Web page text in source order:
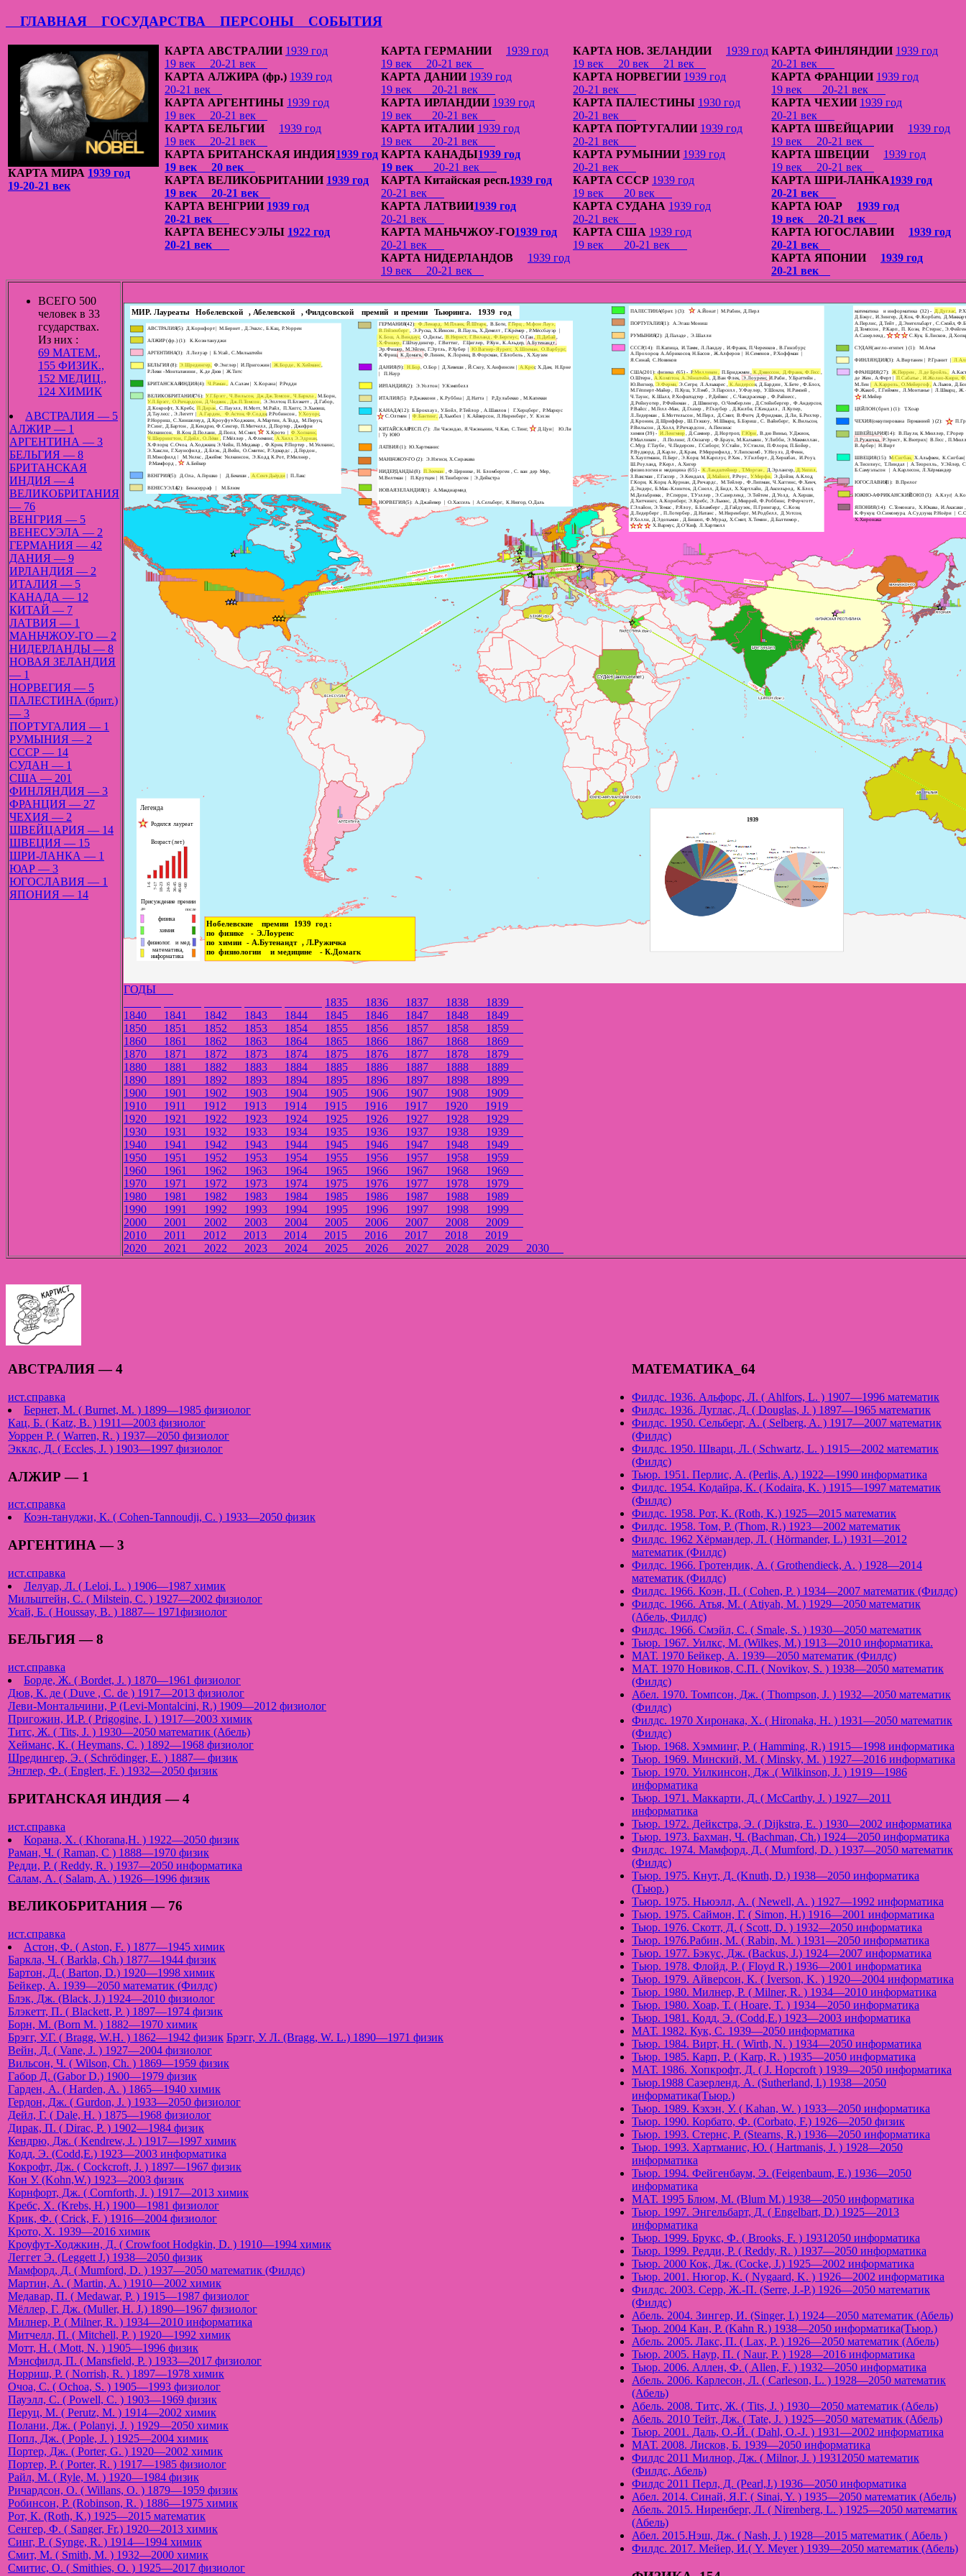
ГЛАВНАЯ ГОСУДАРСТВА ПЕРСОНЫ СОБЫТИЯ
КАРТА МИРА 1939 год
19-20-21 век
КАРТА АВСТРAЛИИ 1939 год
19 век 20-21 век
КАРТА АЛЖИРА (фр.) 1939 год
20-21 век
КАРТА АРГЕНТИНЫ 1939 год
19 век 20-21 век
КАРТА БЕЛЬГИИ 1939 год
19 век 20-21 век
КАРТА БРИТАНСКАЯ ИНДИЯ1939 год
19 век
20 век
КАРТА ВЕЛИКОБРИТАНИИ 1939 год
19 век 20-21 век
КАРТА ВЕНГРИИ 1939 год
20-21 век
КАРТА ВЕНЕСУЭЛЫ 1922 год
20-21 век
КАРТА ГЕРМАНИИ 1939 год
19 век 20-21 век
КАРТА ДАНИИ 1939 год
19 век 20-21 век
КАРТА ИРЛАНДИИ 1939 год
19 век 20-21 век
КАРТА ИТАЛИИ 1939 год
19 век 20-21 век
КАРТА КАНАДЫ1939 год
19 век
20-21 век
КАРТА Китайская респ.1939 год
20-21 век
КАРТА ЛАТВИИ1939 год
20-21 век
КАРТА МАНЬЧЖОУ-ГО1939 год
20-21 век
КАРТА НИДЕРЛАНДОВ 1939 год
19 век 20-21 век
КАРТА НОВ. ЗЕЛАНДИИ 1939 год
19 век 20 век 21 век
КАРТА НОРВЕГИИ 1939 год
20-21 век
КАРТА ПАЛЕСТИНЫ 1930 год
20-21 век
КАРТА ПОРТУГАЛИИ 1939 год
20-21 век
КАРТА РУМЫНИИ 1939 год
20-21 век
КАРТА СССР 1939 год
19 век 20 век
КАРТА СУДАНА 1939 год
20-21 век
КАРТА США 1939 год
19 век 20-21 век
КАРТА ФИНЛЯНДИИ 1939 год
20-21 век
КАРТА ФРАНЦИИ 1939 год
19 век 20-21 век
КАРТА ЧЕХИИ 1939 год
20-21 век
КАРТА ШВЕЙЦАРИИ 1939 год
19 век 20-21 век
КАРТА ШВЕЦИИ 1939 год
19 век 20-21 век
КАРТА ШРИ-ЛАНКА1939 год
20-21 век
КАРТА ЮАР 1939 год
19 век 20-21 век
КАРТА ЮГОСЛАВИИ 1939 год
20-21 век
КАРТА ЯПОНИИ 1939 год
20-21 век
ВСЕГО 500
человек в 33
гсударствах.
Из них :
69 МАТЕМ.,
155 ФИЗИК.,
152 МЕДИЦ.,
124 ХИМИК
АВСТРАЛИЯ — 5
АЛЖИР — 1
АРГЕНТИНА — 3
БЕЛЬГИЯ — 8
БРИТАНСКАЯ
ИНДИЯ — 4
ВЕЛИКОБРИТАНИЯ
— 76
ВЕНГРИЯ — 5
ВЕНЕСУЭЛА — 2
ГЕРМАНИЯ — 42
ДАНИЯ — 9
ИРЛАНДИЯ — 2
ИТАЛИЯ — 5
КАНАДА — 12
КИТАЙ — 7
ЛАТВИЯ — 1
МАНЬЧЖОУ-ГО — 2
НИДЕРЛАНДЫ — 8
НОВАЯ ЗЕЛАНДИЯ
— 1
НОРВЕГИЯ — 5
ПАЛЕСТИНА (брит.)
— 3
ПОРТУГАЛИЯ — 1
РУМЫНИЯ — 2
СССР — 14
СУДАН — 1
США — 201
ФИНЛЯНДИЯ — 3
ФРАНЦИЯ — 27
ЧЕХИЯ — 2
ШВЕЙЦАРИЯ — 14
ШВЕЦИЯ — 15
ШРИ-ЛАНКА — 1
ЮАР — 3
ЮГОСЛАВИЯ — 1
ЯПОНИЯ — 14
ГОДЫ
1835 1836 1837 1838 1839
1840 1841 1842 1843 1844 1845 1846 1847 1848 1849
1850 1851 1852 1853 1854 1855 1856 1857 1858 1859
1860 1861 1862 1863 1864 1865 1866 1867 1868 1869
1870 1871 1872 1873 1874 1875 1876 1877 1878 1879
1880 1881 1882 1883 1884 1885 1886 1887 1888 1889
1890 1891 1892 1893 1894 1895 1896 1897 1898 1899
1900 1901 1902 1903 1904 1905 1906 1907 1908 1909
1910 1911 1912 1913 1914 1915 1916 1917 1920 1919
1920 1921 1922 1923 1924 1925 1926 1927 1928 1929
1930 1931 1932 1933 1934 1935 1936 1937 1938 1939
1940 1941 1942 1943 1944 1945 1946 1947 1948 1949
1950 1951 1952 1953 1954 1955 1956 1957 1958 1959
1960 1961 1962 1963 1964 1965 1966 1967 1968 1969
1970 1971 1972 1973 1974 1975 1976 1977 1978 1979
1980 1981 1982 1983 1984 1985 1986 1987 1988 1989
1990 1991 1992 1993 1994 1995 1996 1997 1998 1999
2000 2001 2002 2003 2004 2005 2006 2007 2008 2009
2010 2011 2012 2013 2014 2015 2016 2017 2018 2019
2020 2021 2022 2023 2024 2025 2026 2027 2028 2029 2030
АВСТРАЛИЯ — 4
ист.справка
Бернет, М. ( Burnet, M. ) 1899—1985 физиолог
Кац, Б. ( Katz, B. ) 1911—2003 физиолог
Уоррен Р. ( Warren, R. ) 1937—2050 физиолог
Экклс, Д. ( Eccles, J. ) 1903—1997 физиолог
АЛЖИР — 1
ист.справка
Коэн-тануджи, К. ( Cohen-Tannoudji, C. ) 1933—2050 физик
АРГЕНТИНА — 3
ист.справка
Лелуар, Л. ( Leloi, L. ) 1906—1987 химик
Мильштейн, С. ( Milstein, C. ) 1927—2002 физиолог
Усай, Б. ( Houssay, B. ) 1887— 1971физиолог
БЕЛЬГИЯ — 8
ист.справка
Борде, Ж. ( Bordet, J. ) 1870—1961 физиолог
Дюв, К. де ( Duve , C. de ) 1917—2013 физиолог
Леви-Монтальчини, Р (Levi-Montalcini, R.) 1909—2012 физиолог
Пригожин, И.Р. ( Prigogine, I. ) 1917—2003 химик
Титс, Ж. ( Tits, J. ) 1930—2050 математик (Абель)
Хейманс, К. ( Heymans, C. ) 1892—1968 физиолог
Шредингер, Э. ( Schrödinger, E. ) 1887— физик
Энглер, Ф. ( Englert, F. ) 1932—2050 физик
БРИТАНСКАЯ ИНДИЯ — 4
ист.справка
Корана, Х. ( Khorana,H. ) 1922—2050 физик
Раман, Ч. ( Raman, C ) 1888—1970 физик
Редди, Р. ( Reddy, R. ) 1937—2050 информатика
Салам, А. ( Salam, A. ) 1926—1996 физик
ВЕЛИКОБРИТАНИЯ — 76
ист.справка
Астон, Ф. ( Aston, F. ) 1877—1945 химик
Баркла, Ч. ( Barkla, Ch.) 1877—1944 физик
Бартон, Д. ( Barton, D.) 1920—1998 химик
Бейкер, А. 1939—2050 математик (Филдс)
Блэк, Дж. (Black, J.) 1924—2010 физиолог
Блэкетт, П. ( Blackett, P. ) 1897—1974 физик
Борн, М. (Born M. ) 1882—1970 химик
Брэгг, У.Г. ( Bragg, W.H. ) 1862—1942 физик Брэгг, У. Л. (Bragg, W. L.) 1890—1971 физик
Вейн, Д. ( Vane, J. ) 1927—2004 физиолог
Вильсон, Ч. ( Wilson, Ch. ) 1869—1959 физик
Габор Д. (Gabor D.) 1900—1979 физик
Гарден, А. ( Harden, A. ) 1865—1940 химик
Гердон, Дж. ( Gurdon, J. ) 1933—2050 физиолог
Дейл, Г. ( Dale, H. ) 1875—1968 физиолог
Дирак, П. ( Dirac, P. ) 1902—1984 физик
Кендрю, Дж. ( Kendrew, J. ) 1917—1997 химик
Кодд, Э. (Codd,E.) 1923—2003 информатика
Кокрофт, Дж. ( Cockcroft, J. ) 1897—1967 физик
Кон У. (Kohn,W.) 1923—2003 физик
Корнфорт, Дж. ( Cornforth, J. ) 1917—2013 химик
Кребс, Х. (Krebs, H.) 1900—1981 физиолог
Крик, Ф. ( Crick, F. ) 1916—2004 физиолог
Крото, Х. 1939—2016 химик
Кроуфут-Ходжкин, Д. ( Crowfoot Hodgkin, D. ) 1910—1994 химик
Леггет Э. (Leggett J.) 1938—2050 физик
Мамфорд, Д. ( Mumford, D. ) 1937—2050 математик (Филдс)
Мартин, А. ( Martin, A. ) 1910—2002 химик
Медавар, П. ( Medawar, P. ) 1915—1987 физиолог
Мёллер, Г. Дж. (Muller, H. J.) 1890—1967 физиолог
Милнер, Р. ( Milner, R. ) 1934—2010 информатика
Митчелл, П. ( Mitchell, P. ) 1920—1992 химик
Мотт, Н. ( Mott, N. ) 1905—1996 физик
Мэнсфилд, П. ( Mansfield, P. ) 1933—2017 физиолог
Норриш, Р. ( Norrish, R. ) 1897—1978 химик
Очоа, С. ( Ochoa, S. ) 1905—1993 физиолог
Пауэлл, С. ( Powell, C. ) 1903—1969 физик
Перуц, М. ( Perutz, M. ) 1914—2002 химик
Полани, Дж. ( Polanyi, J. ) 1929—2050 химик
Попл, Дж. ( Pople, J. ) 1925—2004 химик
Портер, Дж. ( Porter, G. ) 1920—2002 химик
Портер, Р. ( Porter, R. ) 1917—1985 физиолог
Райл, М. ( Ryle, M. ) 1920—1984 физик
Ричардсон, О. ( Willans, O. ) 1879—1959 физик
Робинсон, Р. (Robinson, R. ) 1886—1975 химик
Рот, К. (Roth, K.) 1925—2015 математик
Сенгер, Ф. ( Sanger, Fr.) 1920—2013 химик
Синг, Р. ( Synge, R. ) 1914—1994 химик
Смит, М. ( Smith, M. ) 1932—2000 химик
Смитис, О. ( Smithies, O. ) 1925—2017 физиолог
МАТЕМАТИКА_64
Филдс. 1936. Альфорс, Л. ( Ahlfors, L. ) 1907—1996 математик
Филдс. 1936. Дуглас, Д. ( Douglas, J. ) 1897—1965 математик
Филдс. 1950. Сельберг, А. ( Selberg, A. ) 1917—2007 математик
(Филдс)
Филдс. 1950. Шварц, Л. ( Schwartz, L. ) 1915—2002 математик
(Филдс)
Тьюр. 1951. Перлис, А. (Perlis, A.) 1922—1990 информатика
Филдс. 1954. Кодайра, К. ( Kodaira, K. ) 1915—1997 математик
(Филдс)
Филдс. 1958. Рот, К. (Roth, K.) 1925—2015 математик
Филдс. 1958. Том, Р. (Thom, R.) 1923—2002 математик
Филдс. 1962 Хёрмандер, Л. ( Hörmander, L.) 1931—2012
математик (Филдс)
Филдс. 1966. Гротендик, А. ( Grothendieck, A. ) 1928—2014
математик (Филдс)
Филдс. 1966. Коэн, П. ( Cohen, P. ) 1934—2007 математик (Филдс)
Филдс. 1966. Атья, М. ( Atiyah, M. ) 1929—2050 математик
(Абель, Филдс)
Филдс. 1966. Смэйл, С. ( Smale, S. ) 1930—2050 математик
Тьюр. 1967. Уилкс, М. (Wilkes, M.) 1913—2010 информатика.
МАТ. 1970 Бейкер, А. 1939—2050 математик (Филдс)
МАТ. 1970 Новиков, С.П. ( Novikov, S. ) 1938—2050 математик
(Филдс)
Абел. 1970. Томпсон, Дж. ( Thompson, J. ) 1932—2050 математик
(Филдс)
Филдс. 1970 Хиронака, Х. ( Hironaka, H. ) 1931—2050 математик
(Филдс)
Тьюр. 1968. Хэмминг, Р. ( Hamming, R.) 1915—1998 информатика
Тьюр. 1969. Минский, М. ( Minsky, M. ) 1927—2016 информатика
Тьюр. 1970. Уилкинсон, Дж .( Wilkinson, J. ) 1919—1986
информатика
Тьюр. 1971. Маккарти, Д. ( McCarthy, J. ) 1927—2011
информатика
Тьюр. 1972. Дейкстра, Э. ( Dijkstra, E. ) 1930—2002 информатика
Tьюр. 1973. Бахман, Ч. (Bachman, Ch.) 1924—2050 информатика
Филдс. 1974. Мамфорд, Д. ( Mumford, D. ) 1937—2050 математик
(Филдс)
Tьюр. 1975. Кнут, Д. (Knuth, D.) 1938—2050 информатика
(Tьюр.)
Tьюр. 1975. Ньюэлл, А. ( Newell, A. ) 1927—1992 информатика
Tьюр. 1975. Саймон, Г. ( Simon, H.) 1916—2001 информатика
Тьюр. 1976. Скотт, Д. ( Scott, D. ) 1932—2050 информатика
Тьюр. 1976.Рабин, М. ( Rabin, M. ) 1931—2050 информатика
Tьюр. 1977. Бэкус, Дж. (Backus, J.) 1924—2007 информатика
Tьюр. 1978. Флойд, Р. ( Floyd R.) 1936—2001 информатика
Тьюp. 1979. Айверсон, К. ( Iverson, K. ) 1920—2004 информатика
Тьюр. 1980. Милнер, Р. ( Milner, R. ) 1934—2010 информатика
Тьюр. 1980. Хоар, Т. ( Hoare, T. ) 1934—2050 информатика
Тьюр. 1981. Кодд, Э. (Codd,E.) 1923—2003 информатика
МАТ. 1982. Кук, С. 1939—2050 информатика
Тьюр. 1984. Вирт, Н. ( Wirth, N. ) 1934—2050 информатика
Тьюр. 1985. Карп, Р. ( Karp, R. ) 1935—2050 информатика
МАТ. 1986. Хопкрофт, Д. ( J. Hopcroft ) 1939—2050 информатика
Тьюр.1988 Сазерленд, А. (Sutherland, I.) 1938—2050
информатика(Tьюр.)
Тьюр. 1989. Кэхэн, У. ( Kahan, W. ) 1933—2050 информатика
Тьюр. 1990. Корбато, Ф. (Corbato, F.) 1926—2050 физик
Тьюр. 1993. Стернс, Р. (Stearns, R.) 1936—2050 информатика
Тьюр. 1993. Хартманис, Ю. ( Hartmanis, J. ) 1928—2050
информатика
Тьюр. 1994. Фейгенбаум, Э. (Feigenbaum, E.) 1936—2050
информатика
МАТ. 1995 Блюм, М. (Blum M.) 1938—2050 информатика
Тьюр. 1997. Энгельбарт, Д. ( Engelbart, D.) 1925—2013
информатика
Тьюр. 1999. Брукс, Ф. ( Brooks, F. ) 19312050 информатика
Тьюр. 1999. Редди, Р. ( Reddy, R. ) 1937—2050 информатика
Тьюр. 2000 Кок, Дж. (Cocke, J.) 1925—2002 информатика
Тьюр. 2001. Нюгор, К. ( Nygaard, K. ) 1926—2002 информатика
Филдс. 2003. Серр, Ж.-П. (Serre, J.-P.) 1926—2050 математик
(Филдс)
Абель. 2004. Зингер, И. (Singer, I.) 1924—2050 математик (Абель)
Тьюр. 2004 Кан, Р. (Kahn R.) 1938—2050 информатика(Tьюр.)
Абель. 2005. Лакс, П. ( Lax, P. ) 1926—2050 математик (Абель)
Тьюр. 2005. Наур, П. ( Naur, P. ) 1928—2016 информатика
Тьюр. 2006. Аллен, Ф. ( Allen, F. ) 1932—2050 информатика
Абель. 2006. Карлесон, Л. ( Carleson, L. ) 1928—2050 математик
(Абель)
Абель. 2008. Титс, Ж. ( Tits, J. ) 1930—2050 математик (Абель)
Абель. 2010 Тейт, Дж. ( Tate, J. ) 1925—2050 математик (Абель)
Тьюр. 2001. Даль, О.-Й. ( Dahl, O.-J. ) 1931—2002 информатика
МАТ. 2008. Лисков, Б. 1939—2050 информатика
Филдс 2011 Милнор, Дж. ( Milnor, J. ) 19312050 математик
(Филдс, Абель)
Филдс 2011 Перл, Д. (Pearl,J.) 1936—2050 информатика
Абел. 2014. Синай, Я.Г. ( Sinai, Y. ) 1935—2050 математик (Абель)
Абель. 2015. Ниренберг, Л. ( Nirenberg, L. ) 1925—2050 математик
(Абель)
Абел. 2015.Нэш, Дж. ( Nash, J. ) 1928—2015 математик ( Абель )
Филдс. 2017. Мейер, И.( Y. Meyer ) 1939—2050 математик (Абель)